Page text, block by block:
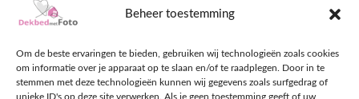
Beheer toestemming
Om de beste ervaringen te bieden, gebruiken wij technologieën zoals cookies
om informatie over je apparaat op te slaan en/of te raadplegen. Door in te
stemmen met deze technologieën kunnen wij gegevens zoals surfgedrag of
unieke ID's op deze site verwerken. Als je geen toestemming geeft of uw